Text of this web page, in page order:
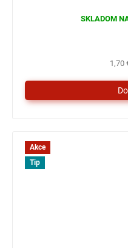
SKLADOM
1,70
Akce
Tip